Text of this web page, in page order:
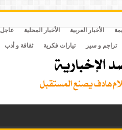
الأخبار العربية الأخبار المحلية عاجل
تراجم و سير تيارات فكرية ثقافة و أدب